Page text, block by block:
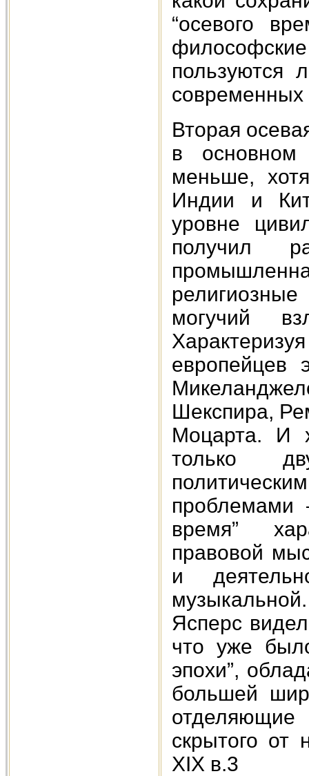
“осевого
философские
современных
Вторая
в основном
меньше,
Индии и
уровне
получил
могучий
европейцев
Шекспира,
Моцарта. И
только
проблемами
время”
правовой
и
Ясперс
что уже
эпохи”,
большей
отделяющие
скрытого
XIX в.3